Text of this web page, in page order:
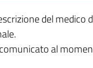
del medico
al